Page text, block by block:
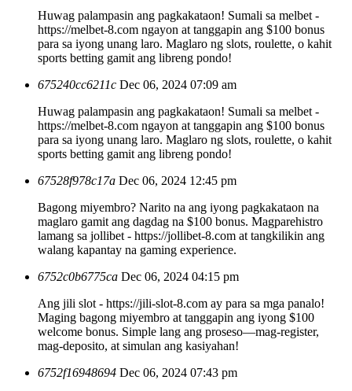
Huwag palampasin ang pagkakataon! Sumali sa melbet -
https://melbet-8.com ngayon at tanggapin ang $100 bonus
para sa iyong unang laro. Maglaro ng slots, roulette, o kahit
sports betting gamit ang libreng pondo!
675240cc6211c Dec 06, 2024 07:09 am
Huwag palampasin ang pagkakataon! Sumali sa melbet -
https://melbet-8.com ngayon at tanggapin ang $100 bonus
para sa iyong unang laro. Maglaro ng slots, roulette, o kahit
sports betting gamit ang libreng pondo!
67528f978c17a Dec 06, 2024 12:45 pm
Bagong miyembro? Narito na ang iyong pagkakataon na
maglaro gamit ang dagdag na $100 bonus. Magparehistro
lamang sa jollibet - https://jollibet-8.com at tangkilikin ang
walang kapantay na gaming experience.
6752c0b6775ca Dec 06, 2024 04:15 pm
Ang jili slot - https://jili-slot-8.com ay para sa mga panalo!
Maging bagong miyembro at tanggapin ang iyong $100
welcome bonus. Simple lang ang proseso—mag-register,
mag-deposito, at simulan ang kasiyahan!
6752f16948694 Dec 06, 2024 07:43 pm